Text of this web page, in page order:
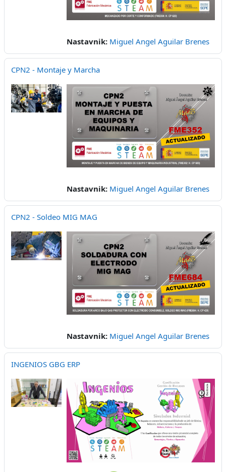
Nastavnik: Miguel Angel Aguilar Brenes
CPN2 - Montaje y Marcha
Nastavnik: Miguel Angel Aguilar Brenes
CPN2 - Soldeo MIG MAG
Nastavnik: Miguel Angel Aguilar Brenes
INGENIOS GBG ERP